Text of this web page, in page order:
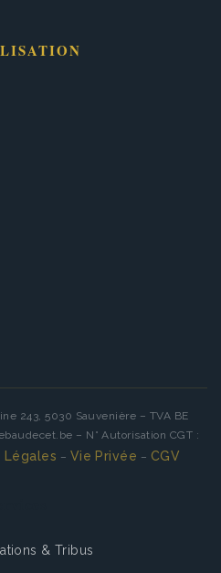
243, 5030 Sauvenière – TVA BE
– N° Autorisation CGT :
Légales – Vie Privée – CGV
& Tribus